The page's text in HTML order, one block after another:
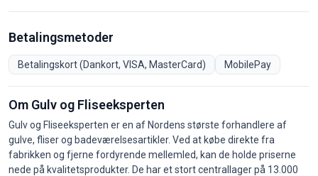
Betalingsmetoder
Betalingskort (Dankort, VISA, MasterCard) MobilePay
Om Gulv og Fliseeksperten
Gulv og Fliseeksperten er en af Nordens største forhandlere af
gulve, fliser og badeværelsesartikler. Ved at købe direkte fra
fabrikken og fjerne fordyrende mellemled, kan de holde priserne
nede på kvalitetsprodukter. De har et stort centrallager på 13.000